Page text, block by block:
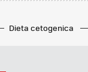
Dieta cetogenica